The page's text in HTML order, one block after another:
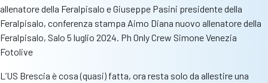
allenatore della Feralpisalo e Giuseppe Pasini presidente della
Feralpisalo, conferenza stampa Aimo Diana nuovo allenatore della
Feralpisalo, Salo 5 luglio 2024. Ph Only Crew Simone Venezia
Fotolive
L’US Brescia è cosa (quasi) fatta, ora resta solo da allestire una